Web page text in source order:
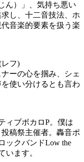
ん）」、気持ち悪い
し、十二音技法、ホ
音楽的要素を扱う楽
レフ)
ーの心を掴み、シェ
使い分けるとも言わ
ィブボカロP。僕は
稿祭主催者。轟音ポ
ックバンドLow the
います。